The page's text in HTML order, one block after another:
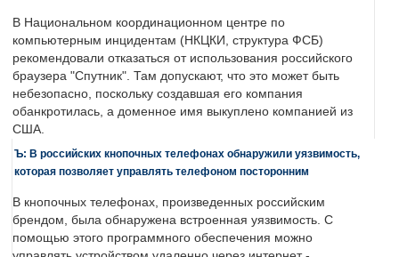
В Национальном координационном центре по
компьютерным инцидентам (НКЦКИ, структура ФСБ)
рекомендовали отказаться от использования российского
браузера "Спутник". Там допускают, что это может быть
небезопасно, поскольку создавшая его компания
обанкротилась, а доменное имя выкуплено компанией из
США.
Ъ: В российских кнопочных телефонах обнаружили уязвимость,
которая позволяет управлять телефоном посторонним
В кнопочных телефонах, произведенных российским
брендом, была обнаружена встроенная уязвимость. С
помощью этого программного обеспечения можно